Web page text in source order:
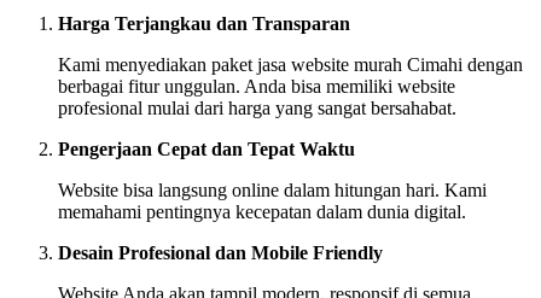
Harga Terjangkau dan Transparan
Kami menyediakan paket jasa website murah Cimahi dengan
berbagai fitur unggulan. Anda bisa memiliki website
profesional mulai dari harga yang sangat bersahabat.
Pengerjaan Cepat dan Tepat Waktu
Website bisa langsung online dalam hitungan hari. Kami
memahami pentingnya kecepatan dalam dunia digital.
Desain Profesional dan Mobile Friendly
Website Anda akan tampil modern, responsif di semua